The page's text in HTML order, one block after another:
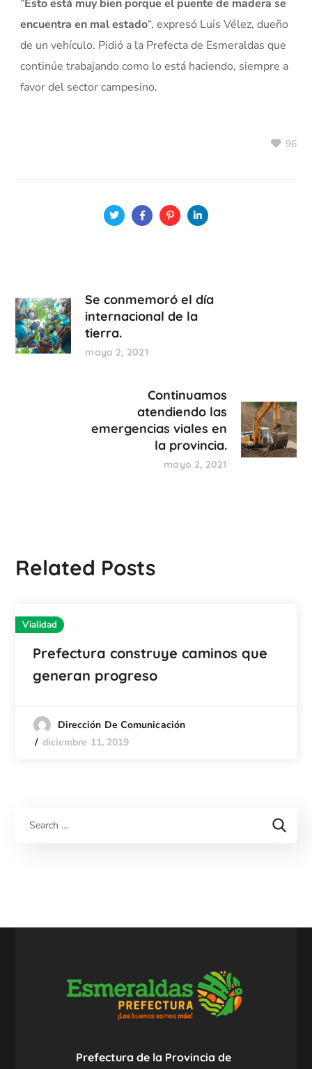
“Esto está muy bien porque el puente de madera se
encuentra en mal estado“, expresó Luis Vélez, dueño
de un vehículo. Pidió a la Prefecta de Esmeraldas que
continúe trabajando como lo está haciendo, siempre a
favor del sector campesino.
96
Se conmemoró el día
internacional de la
tierra.
mayo 2, 2021
Continuamos
atendiendo las
emergencias viales en
la provincia.
mayo 2, 2021
Related Posts
Vialidad
Prefectura construye caminos que
generan progreso
Dirección De Comunicación
diciembre 11, 2019
Prefectura de la Provincia de